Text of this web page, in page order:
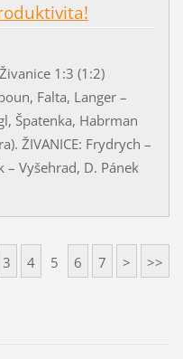
1:3 (1:2)
Falta, Langer –
Špatenka, Habrman
ŽIVANICE: Frydrych –
– Vyšehrad, D. Pánek
3 4 5 6 7 > >>